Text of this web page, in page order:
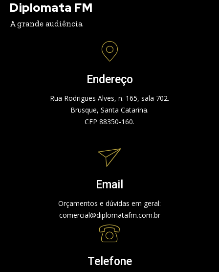
Diplomata FM
A grande audiência.
Endereço
Rua Rodrigues Alves, n. 165, sala 702.
Brusque, Santa Catarina.
CEP 88350-160.
Email
Orçamentos e dúvidas em geral:
comercial@diplomatafm.com.br
Telefone